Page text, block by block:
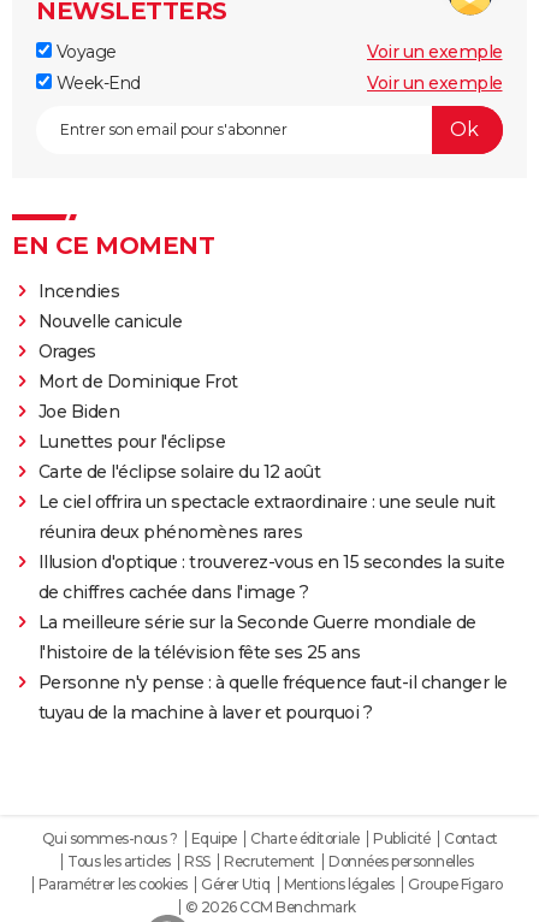
NEWSLETTERS
Voyage
Voir un exemple
Week-End
Voir un exemple
EN CE MOMENT
Incendies
Nouvelle canicule
Orages
Mort de Dominique Frot
Joe Biden
Lunettes pour l'éclipse
Carte de l'éclipse solaire du 12 août
Le ciel offrira un spectacle extraordinaire : une seule nuit
réunira deux phénomènes rares
Illusion d'optique : trouverez-vous en 15 secondes la suite
de chiffres cachée dans l'image ?
La meilleure série sur la Seconde Guerre mondiale de
l'histoire de la télévision fête ses 25 ans
Personne n'y pense : à quelle fréquence faut-il changer le
tuyau de la machine à laver et pourquoi ?
Qui sommes-nous ? Equipe Charte éditoriale Publicité
Contact
Tous les articles
RSS Recrutement
Données personnelles
Paramétrer les cookies
Gérer Utiq Mentions légales
Groupe Figaro
© 2026 CCM Benchmark